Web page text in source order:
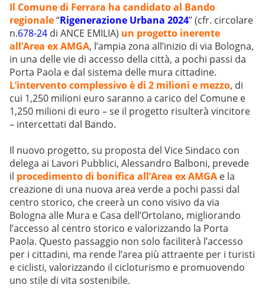
Il Comune di Ferrara ha candidato al Bando
regionale“Rigenerazione Urbana 2024” (cfr. circolare
n.678-24 di ANCE EMILIA) un progetto inerente
all’Area ex AMGA, l’ampia zona all’inizio di via Bologna,
in una delle vie di accesso della città, a pochi passi da
Porta Paola e dal sistema delle mura cittadine.
L’intervento complessivo è di 2 milioni e mezzo, di
cui 1,250 milioni euro saranno a carico del Comune e
1,250 milioni di euro – se il progetto risulterà vincitore
– intercettati dal Bando.
Il nuovo progetto, su proposta del Vice Sindaco con
delega ai Lavori Pubblici, Alessandro Balboni, prevede
il procedimento di bonifica all’Area ex AMGA e la
creazione di una nuova area verde a pochi passi dal
centro storico, che creerà un cono visivo da via
Bologna alle Mura e Casa dell’Ortolano, migliorando
l’accesso al centro storico e valorizzando la Porta
Paola. Questo passaggio non solo faciliterà l’accesso
per i cittadini, ma rende l’area più attraente per i turisti
e ciclisti, valorizzando il cicloturismo e promuovendo
uno stile di vita sostenibile.